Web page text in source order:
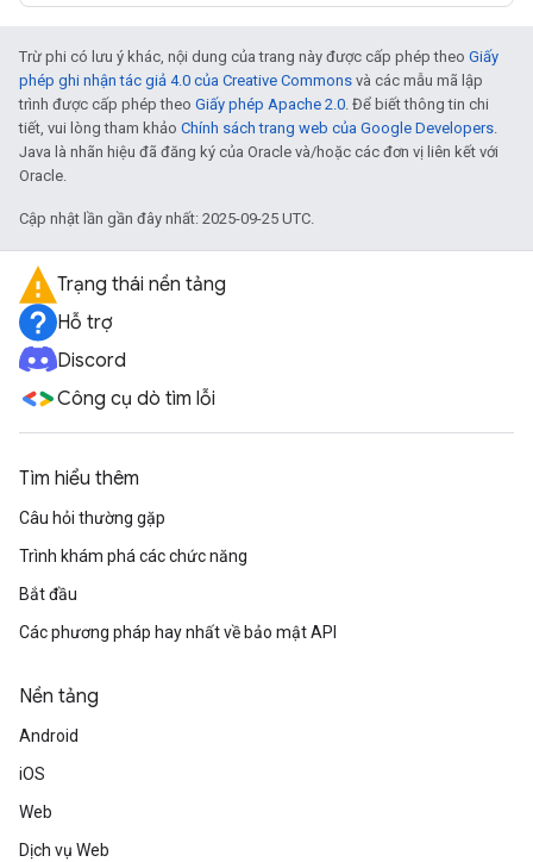
Trừ phi có lưu ý khác, nội dung của trang này được cấp phép theo Giấy
phép ghi nhận tác giả 4.0 của Creative Commons và các mẫu mã lập
trình được cấp phép theo Giấy phép Apache 2.0. Để biết thông tin chi
tiết, vui lòng tham khảo Chính sách trang web của Google Developers.
Java là nhãn hiệu đã đăng ký của Oracle và/hoặc các đơn vị liên kết với
Oracle.
Cập nhật lần gần đây nhất: 2025-09-25 UTC.
Trạng thái nền tảng
Hỗ trợ
Discord
Công cụ dò tìm lỗi
Tìm hiểu thêm
Câu hỏi thường gặp
Trình khám phá các chức năng
Bắt đầu
Các phương pháp hay nhất về bảo mật API
Nền tảng
Android
iOS
Web
Dịch vụ Web